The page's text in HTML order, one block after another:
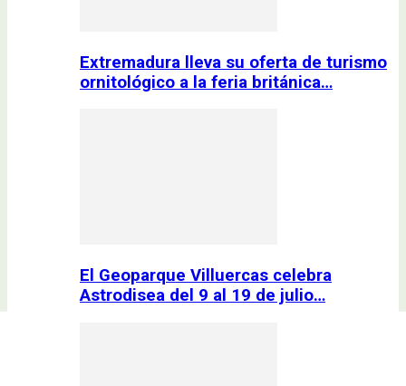
Extremadura lleva su oferta de turismo
ornitológico a la feria británica…
El Geoparque Villuercas celebra
Astrodisea del 9 al 19 de julio…